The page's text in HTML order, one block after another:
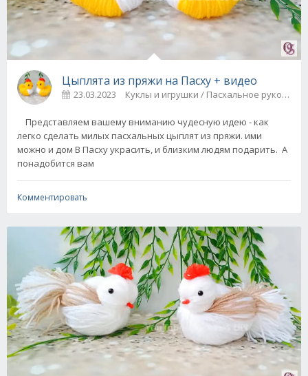
Цыплята из пряжи на Пасху + видео
23.03.2023 Куклы и игрушки / Пасхальное рукоделие
Представляем вашему вниманию чудесную идею - как
легко сделать милых пасхальных цыплят из пряжи. ими
можно и дом В Пасху украсить, и близким людям подарить. А
понадобится вам
Комментировать